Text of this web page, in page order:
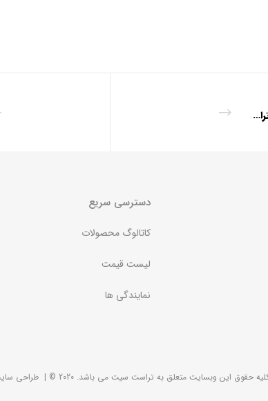
بهره گیری از ظرفیت های داخلی اولویت اصلی تراست سیت
دسترسی سریع
کاتالوگ محصولات
لیست قیمت
نمایندگی ها
حقوق این وبسایت متعلق به تراست سیت می باشد. 2020 © | طراحی